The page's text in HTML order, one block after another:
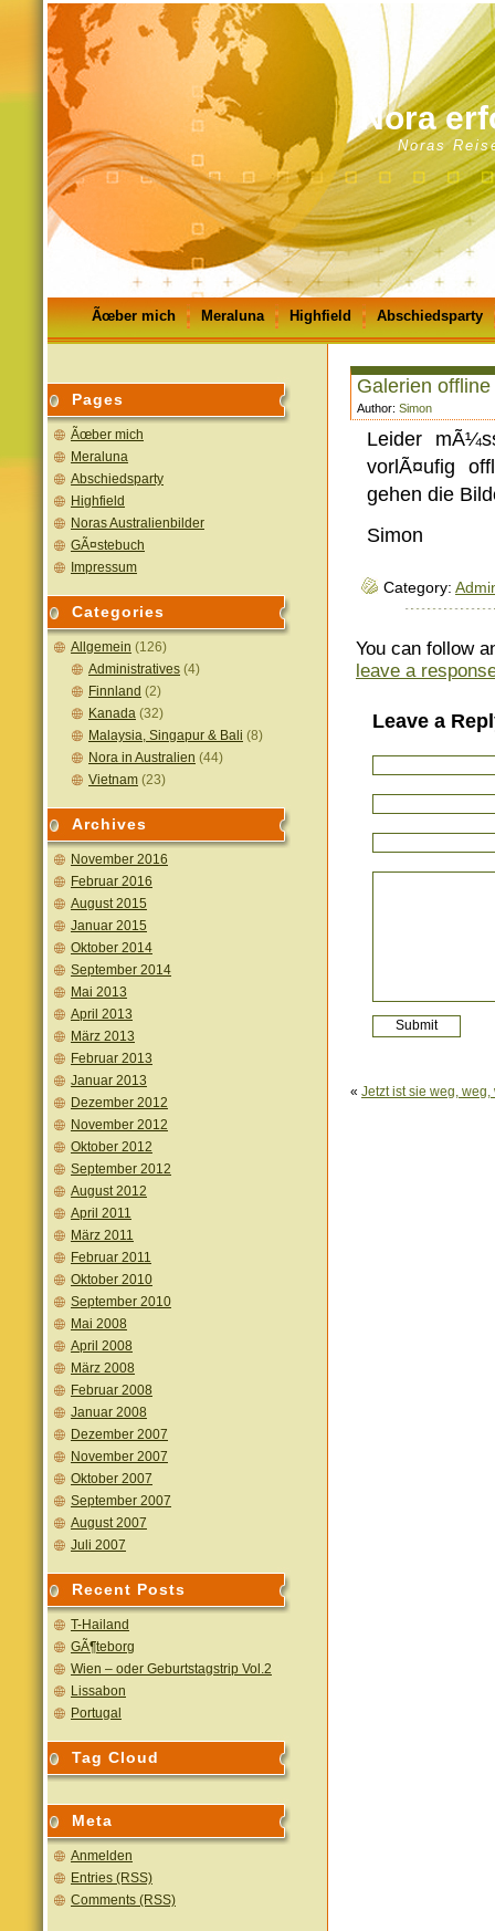
Nora
Noras
Ãœber mich Meraluna Highfield Abschiedsparty
Pages
Ãœber mich
Meraluna
Abschiedsparty
Highfield
Noras Australienbilder
GÃ¤stebuch
Impressum
Categories
Allgemein (126)
Administratives (4)
Finnland (2)
Kanada (32)
Malaysia, Singapur & Bali (8)
Nora in Australien (44)
Vietnam (23)
Archives
November 2016
Februar 2016
August 2015
Januar 2015
Oktober 2014
September 2014
Mai 2013
April 2013
März 2013
Februar 2013
Januar 2013
Dezember 2012
November 2012
Oktober 2012
September 2012
August 2012
April 2011
März 2011
Februar 2011
Oktober 2010
September 2010
Mai 2008
April 2008
März 2008
Februar 2008
Januar 2008
Dezember 2007
November 2007
Oktober 2007
September 2007
August 2007
Juli 2007
Recent Posts
T-Hailand
GÃ¶teborg
Wien – oder Geburtstagstrip Vol.2
Lissabon
Portugal
Tag Cloud
Meta
Anmelden
Entries (RSS)
Comments (RSS)
Galerien offline
Author: Simon
Leider
vorlÃ¤ufig
gehen die
Simon
Category:
You can follow
leave a
Leave a
« Jetzt ist sie weg,